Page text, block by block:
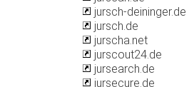
jursch-deininger.de
jursch.de
jurscha.net
jurscout24.de
jursearch.de
jursecure.de